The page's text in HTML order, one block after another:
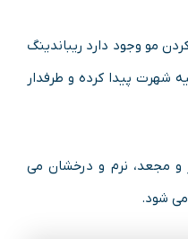
مو وجود دارد ریباندینگ
شهرت پیدا کرده و طرفدار
و مجعد، نرم و درخشان می
می شود.